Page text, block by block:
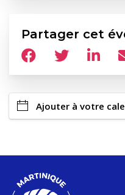
Partager cet
Ajouter à votre